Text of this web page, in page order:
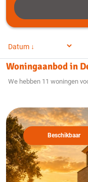
Woningaanbod in
We hebben 11 woningen
Beschikbaar